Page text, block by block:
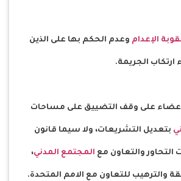
الإعدام وعدم الحكم بها على الذين
ارتكاب الجريمة.
على وقف التضييق على مساحات
بتعديل التشريعات، ولا سيما قانون
التحاور والتعاون مع المجتمع المدني،
والترهيب للتعاون مع الامم المتحدة.